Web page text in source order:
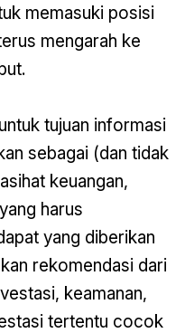
memasuki posisi
mengarah ke
tujuan informasi
sebagai (dan tidak
keuangan,
harus
yang diberikan
rekomendasi dari
keamanan,
tertentu cocok